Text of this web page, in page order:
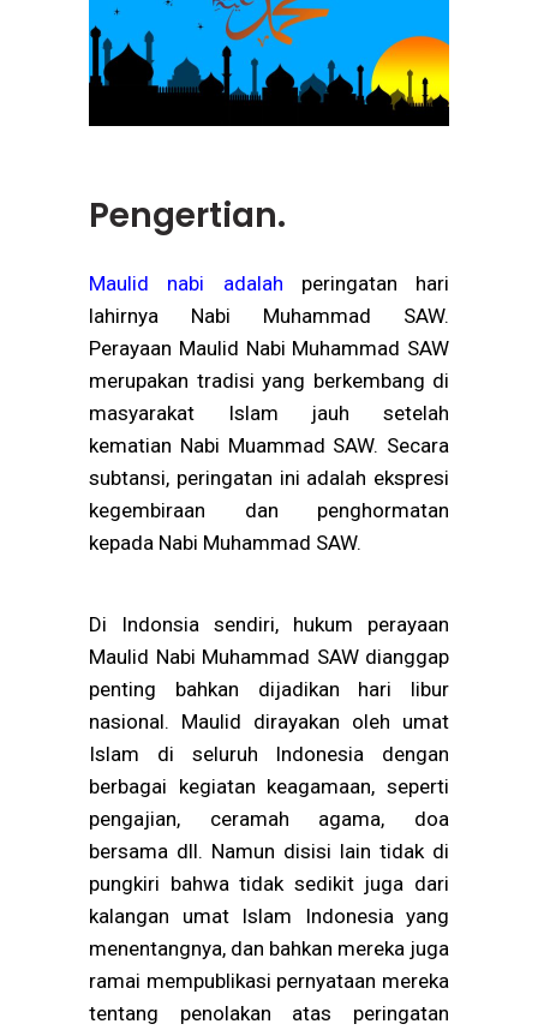
Pengertian.
Maulid nabi adalah
peringatan hari
lahirnya Nabi Muhammad SAW.
Perayaan Maulid Nabi Muhammad SAW
merupakan tradisi yang berkembang di
masyarakat Islam jauh setelah
kematian Nabi Muammad SAW. Secara
subtansi, peringatan ini adalah ekspresi
kegembiraan dan penghormatan
kepada Nabi Muhammad SAW.
Di Indonsia sendiri, hukum perayaan
Maulid Nabi Muhammad SAW dianggap
penting bahkan dijadikan hari libur
nasional. Maulid dirayakan oleh umat
Islam di seluruh Indonesia dengan
berbagai kegiatan keagamaan, seperti
pengajian, ceramah agama, doa
bersama dll. Namun disisi lain tidak di
pungkiri bahwa tidak sedikit juga dari
kalangan umat Islam Indonesia yang
menentangnya, dan bahkan mereka juga
ramai mempublikasi pernyataan mereka
tentang penolakan atas peringatan